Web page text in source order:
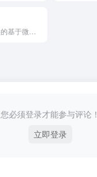
您必须登录才能参与评论！
立即登录